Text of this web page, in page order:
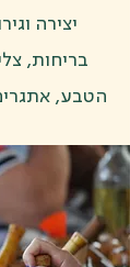
יצירה
בריחות,
הטבע,